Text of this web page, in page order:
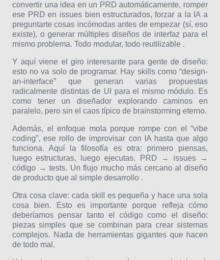
convertir una idea en un PRD automáticamente, romper
ese PRD en issues bien estructurados, forzar a la IA a
preguntarte cosas incómodas antes de empezar (sí, eso
existe), o generar múltiples diseños de interfaz para el
mismo problema. Todo modular, todo reutilizable .
Y aquí viene el giro interesante para gente de diseño:
esto no va solo de programar. Hay skills como “design-
an-interface” que generan varias propuestas
radicalmente distintas de UI para el mismo módulo. Es
como tener un diseñador explorando caminos en
paralelo, pero sin el caos típico de brainstorming eterno.
Además, el enfoque mola porque rompe con el “vibe
coding”, ese rollo de improvisar con IA hasta que algo
funciona. Aquí la filosofía es otra: primero piensas,
luego estructuras, luego ejecutas. PRD → issues →
código → tests. Un flujo mucho más cercano al diseño
de producto que al simple desarrollo .
Otra cosa clave: cada skill es pequeña y hace una sola
cosa bien. Esto es importante porque refleja cómo
deberíamos pensar tanto el código como el diseño:
piezas simples que se combinan para crear sistemas
complejos. Nada de herramientas gigantes que hacen
de todo mal.